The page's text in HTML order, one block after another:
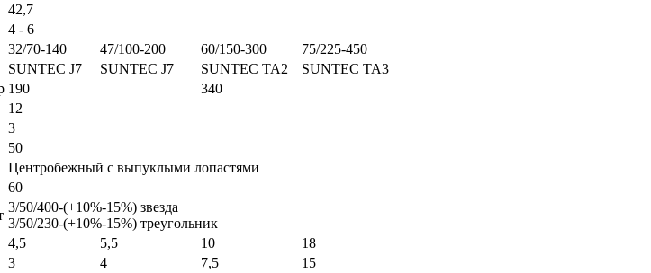
42,7
4 - 6
32/70-140 47/100-200 60/150-300
75/225-450
SUNTEC J7 SUNTEC J7 SUNTEC TA2
SUNTEC TA3
190
340
12
3
50
Центробежный с выпуклыми лопастями
60
3/50/400-(+10%-15%) звезда
3/50/230-(+10%-15%) треугольник
4,5 5,5 10
18
3 4 7,5
15